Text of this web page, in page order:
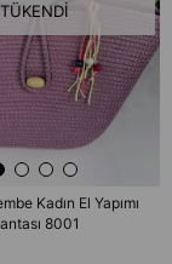
TÜKENDI
Kadın El Yapımı
8001